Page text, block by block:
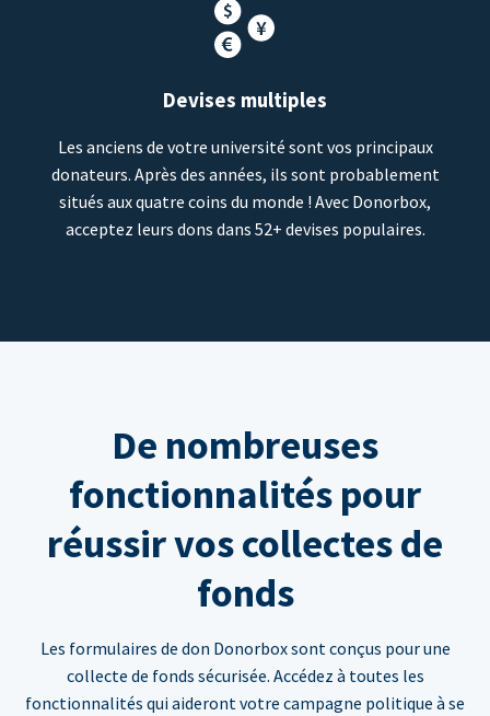
Devises multiples
Les anciens de votre université sont vos principaux
donateurs. Après des années, ils sont probablement
situés aux quatre coins du monde ! Avec Donorbox,
acceptez leurs dons dans 52+ devises populaires.
De nombreuses
fonctionnalités pour
réussir vos collectes de
fonds
Les formulaires de don Donorbox sont conçus pour une
collecte de fonds sécurisée. Accédez à toutes les
fonctionnalités qui aideront votre campagne politique à se